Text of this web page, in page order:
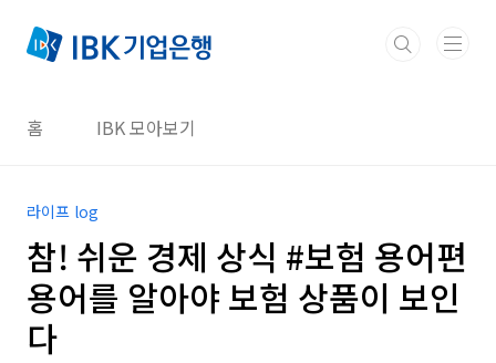
홈 IBK 모아보기
라이프 log
참! 쉬운 경제 상식 #보험 용어편
용어를 알아야 보험 상품이 보인
다